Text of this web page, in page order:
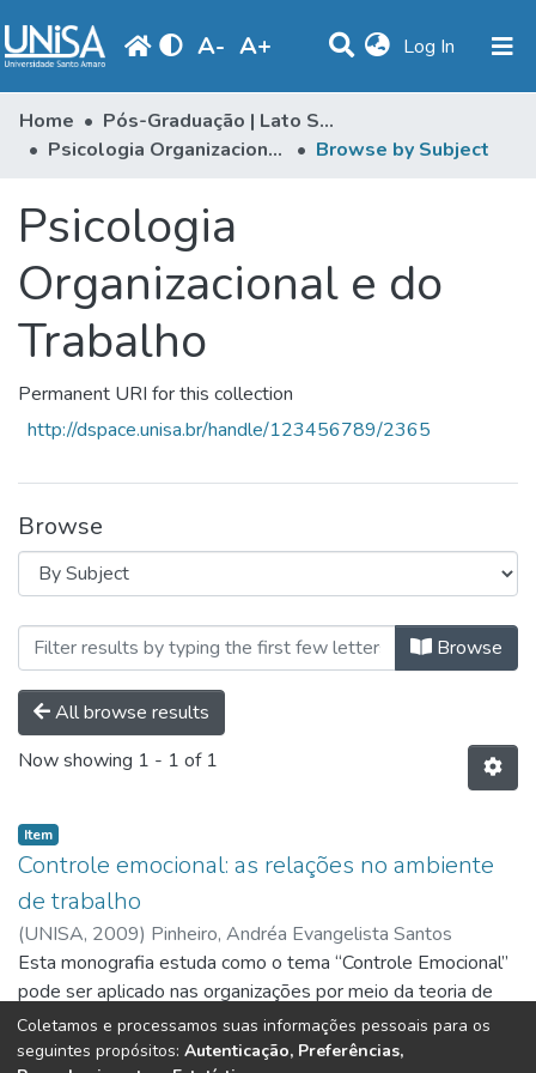
A- A+ Log In (current)
Communities & Collections
Produção Docente
Library
Periodicals
Home
Pós-Graduação | Lato Sensu
Psicologia Organizacional e do Trabalho
Browse by Subject
Psicologia
Organizacional e do
Trabalho
Permanent URI for this collection
http://dspace.unisa.br/handle/123456789/2365
Browse
Browsing Psicologia Browse
All browse results
Now showing 1 - 1 of 1
Item
Controle emocional: as relações no ambiente
de trabalho
(UNISA, 2009) Pinheiro, Andréa Evangelista Santos
Esta monografia estuda como o tema “Controle Emocional”
pode ser aplicado nas organizações por meio da teoria de
inteligência emocional considerando os conceitos de
inteligências múltiplas. Reúne estudos para melhor entender
Show more
Coletamos e processamos suas informações pessoais para os
seguintes propósitos: Autenticação, Preferências,